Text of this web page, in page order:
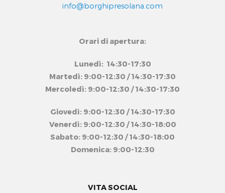
info@borghipresolana.com
Orari di apertura:
Lunedì: 14:30-17:30
Martedì: 9:00-12:30 / 14:30-17:30
Mercoledì: 9:00-12:30 / 14:30-17:30
Giovedì: 9:00-12:30 / 14:30-17:30
Venerdì: 9:00-12:30 / 14:30-18:00
Sabato: 9:00-12:30 / 14:30-18:00
Domenica: 9:00-12:30
VITA SOCIAL